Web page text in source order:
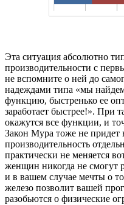
Эта ситуация абсолютно
производительности с
не вспомните о ней до
надеждами типа «мы
функцию, быстренько ее
заработает быстрее!». При
окажутся все функции, и
Закон Мура тоже не
производительность
практически не меняется
женщин никогда не смогут
и в вашем случае мечты о
железо позволит вашей
разобьются о физические